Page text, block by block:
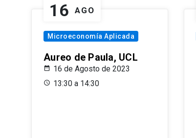
16 AGO
Microeconomía Aplicada
Aureo de Paula, UCL
16 de Agosto de 2023
13:30 a 14:30